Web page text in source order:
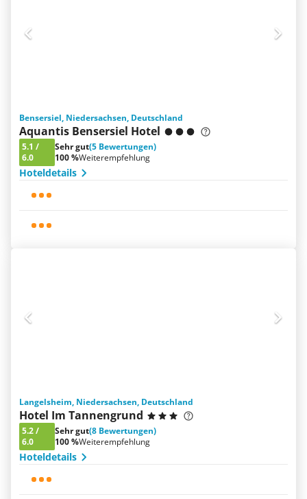
Bensersiel, Niedersachsen, Deutschland
Aquantis Bensersiel Hotel
5.1 /
6.0
Sehr gut(5 Bewertungen)
100 %Weiterempfehlung
Hoteldetails
Langelsheim, Niedersachsen, Deutschland
Hotel Im Tannengrund
5.2/
6.0
Sehr gut(8 Bewertungen)
100 %Weiterempfehlung
Hoteldetails